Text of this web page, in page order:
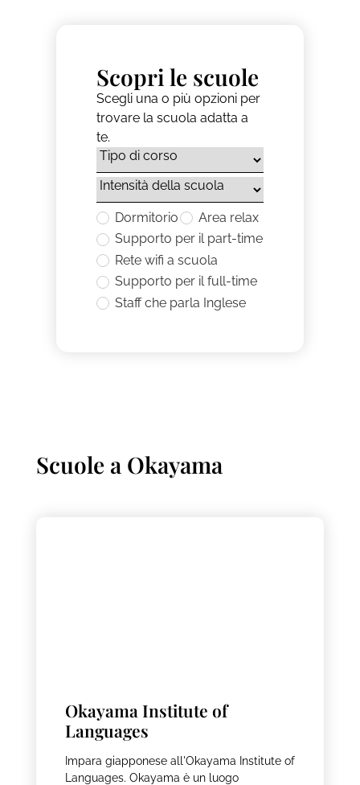
Scopri le scuole
Scegli una o più opzioni per
trovare la scuola adatta a
te.
Dormitorio
Area relax
Supporto per il part-time
Rete wifi a scuola
Supporto per il full-time
Staff che parla Inglese
Scuole a Okayama
Okayama Institute of
Languages
Impara giapponese all'Okayama Institute of
Languages. Okayama è un luogo